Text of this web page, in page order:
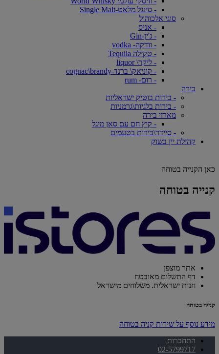
- סינגל מלאט-Single Malt
סוגי אלכוהול
- אניס
- ג'ין-Gin
- וודקה- vodka
- טקילה Tequila
- ליקר\ liquor
- קוניאק\ ברנד-cognac\brandy
- רום- rum
בירה
- בירות בוטיק ישראליות
- בירות בלגיות\גרמניות
מארזי בירה
- קיץ חם עם סאן מיגל
- סיידר\בירות בטעמים
קהילת יין בשוק
כאן הקנייה בטוחה
קנייה בטוחה
אתר מוצפן
דף התשלום מאובטח
חנות ישראלית. משלוחים מישראל
קנייה בטוחה
מידע נוסף על שירות קניה בטוחה
התחברות
02-5799717